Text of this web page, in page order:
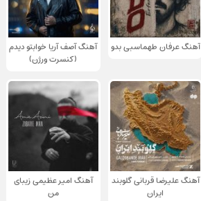
آهنگ عرفان طهماسبی بدو
آهنگ آصف آریا خوابتو دیدم
(کنسرت ورژن)
آهنگ علیرضا قربانی گلوبند
ایران
آهنگ امیر عظیمی زیبای
من